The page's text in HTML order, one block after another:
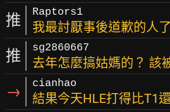
推 Raptors1
我最討厭事後道歉的人了
推 sg2860667
去年怎麼搞姑媽的？ 該
→ cianhao
結果今天HLE打得比T1